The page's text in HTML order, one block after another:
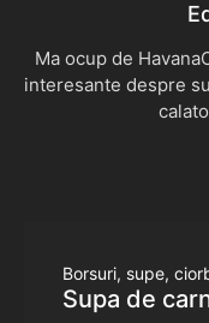
Ma ocup de
interesante despre
Borsuri, supe,
Supa de